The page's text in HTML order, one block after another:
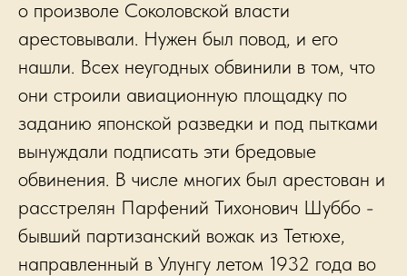
о произволе Соколовской власти
арестовывали. Нужен был повод, и его
нашли. Всех неугодных обвинили в том, что
они строили авиационную площадку по
заданию японской разведки и под пытками
вынуждали подписать эти бредовые
обвинения. В числе многих был арестован и
расстрелян Парфений Тихонович Шуббо -
бывший партизанский вожак из Тетюхе,
направленный в Улунгу летом 1932 года во